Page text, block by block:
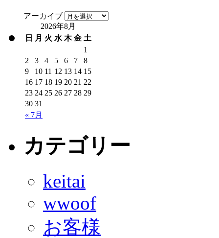
アーカイブ
2026年8月
日
月 火 水 木 金 土
« 7月
1
2
3 4 5 6 7
8
9
10 11 12 13 14 15
16 17 18 19 20 21 22
23 24 25 26 27 28 29
30 31
カテゴリー
keitai
wwoof
お客様